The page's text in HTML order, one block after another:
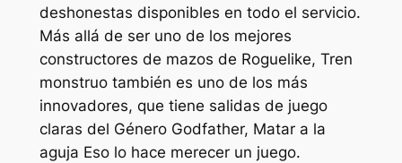
deshonestas disponibles en todo el servicio.
Más allá de ser uno de los mejores
constructores de mazos de Roguelike, Tren
monstruotambién es uno de los más
innovadores, que tiene salidas de juego
claras del Género Godfather, Matar a la
aguja Eso lo hace merecer un juego.